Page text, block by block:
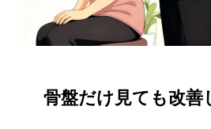
骨盤だけ見ても改善